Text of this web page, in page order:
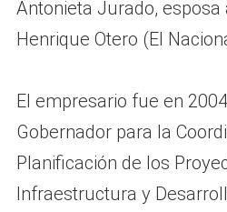
Antonieta Jurado,
Henrique Otero (El
El empresario fue en
Gobernador para la
Planificación de los
Infraestructura y